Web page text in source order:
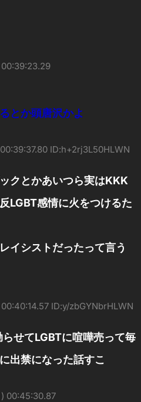
とか頭唐沢かよ
ID:h+2rj3L50HLWN
クとかあいつら実はKKK
LGBT感情に火をつけるた
イシストだったって言う
ID:y/zbGYNbrHLWN
せてLGBTに喧嘩売って毎
出禁になった話すこ
00:45:30.87